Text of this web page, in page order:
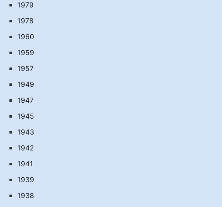
1979
1978
1960
1959
1957
1949
1947
1945
1943
1942
1941
1939
1938